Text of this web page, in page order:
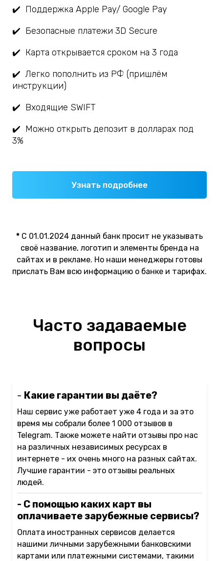
✔️ Поддержка Apple Pay/ Google Pay
✔️ Безопасные платежи 3D Secure
✔️ Карта открывается сроком на 3 года
✔️ Легко пополнить из РФ (пришлём
инструкции)
✔️ Входящие SWIFT
✔️ Можно открыть депозит в долларах под
3%
Узнать подробнее
* C 01.01.2024 данный банк просит не указывать
своё название, логотип и элементы бренда на
сайтах и в рекламе. Но наши менеджеры готовы
прислать Вам всю информацию о банке и тарифах.
Часто задаваемые
вопросы
- Какие гарантии вы даёте?
Наш сервис уже работает уже 4 года и за это
время мы собрали более 1 000 отзывов в
Telegram. Также можете найти отзывы про нас
на различных независимых ресурсах в
интернете - их очень много на разных сайтах.
Лучшие гарантии - это отзывы реальных
людей.
- С помощью каких карт вы
оплачиваете зарубежные сервисы?
Оплата иностранных сервисов делается
нашими личными зарубежными банковскими
картами или платежными системами, такими